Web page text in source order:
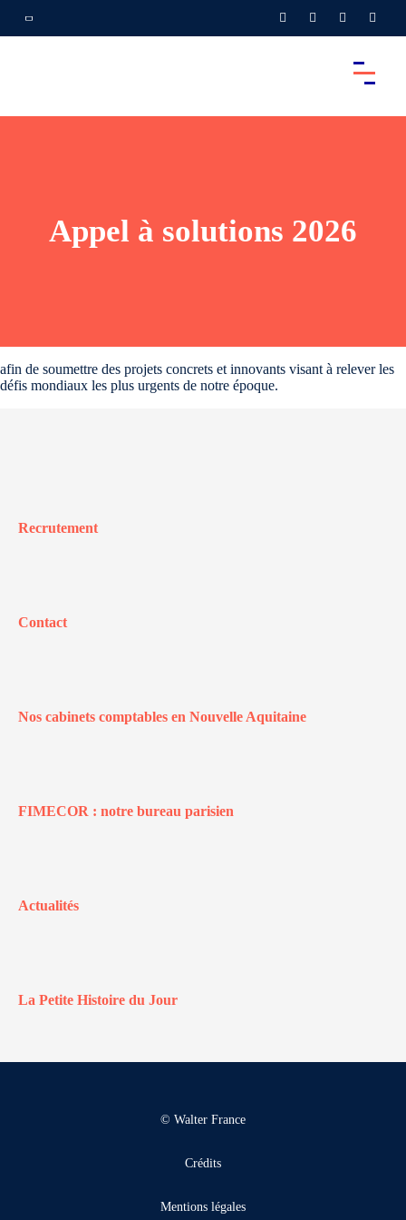
Appel à solutions 2026
afin de soumettre des projets concrets et innovants visant à relever les
défis mondiaux les plus urgents de notre époque.
Recrutement
Contact
Nos cabinets comptables en Nouvelle Aquitaine
FIMECOR : notre bureau parisien
Actualités
La Petite Histoire du Jour
© Walter France
Crédits
Mentions légales